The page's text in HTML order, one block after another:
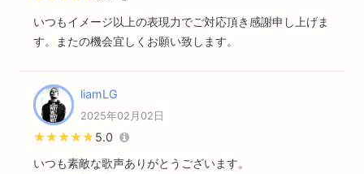
いつもイメージ以上の表現力でご対応頂き感謝申し上げま
す。またの機会宜しくお願い致します。
liamLG
2025年02月02日
★★★★★
★★★★★ 5.0
いつも素敵な歌声ありがとうございます。